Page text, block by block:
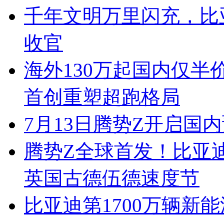
千年文明万里闪充，
收官
海外130万起国内仅半
首创重塑超跑格局
7月13日腾势Z开启国
腾势Z全球首发！比亚
英国古德伍德速度节
比亚迪第1700万辆新